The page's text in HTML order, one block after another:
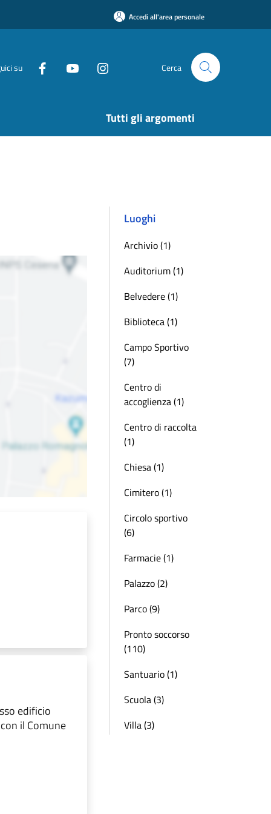
Accedi all'area personale
su Cerca
Tutti gli argomenti
edificio
il Comune
Luoghi
Archivio (1)
Auditorium (1)
Belvedere (1)
Biblioteca (1)
Campo Sportivo
(7)
Centro di
accoglienza (1)
Centro di raccolta
(1)
Chiesa (1)
Cimitero (1)
Circolo sportivo
(6)
Farmacie (1)
Palazzo (2)
Parco (9)
Pronto soccorso
(110)
Santuario (1)
Scuola (3)
Villa (3)